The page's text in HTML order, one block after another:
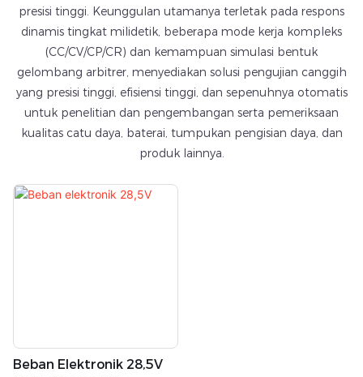
presisi tinggi. Keunggulan utamanya terletak pada respons
dinamis tingkat milidetik, beberapa mode kerja kompleks
(CC/CV/CP/CR) dan kemampuan simulasi bentuk
gelombang arbitrer, menyediakan solusi pengujian canggih
yang presisi tinggi, efisiensi tinggi, dan sepenuhnya otomatis
untuk penelitian dan pengembangan serta pemeriksaan
kualitas catu daya, baterai, tumpukan pengisian daya, dan
produk lainnya.
Beban Elektronik 28,5V